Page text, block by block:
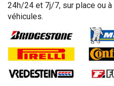
24h/24 et 7j/7, sur place ou
véhicules.